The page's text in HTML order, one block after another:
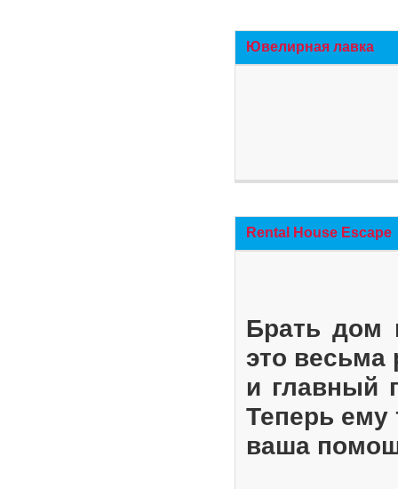
Ювелирная лавка
Rental House Escape
Брать дом
это весьма
и главный
Теперь ему
ваша